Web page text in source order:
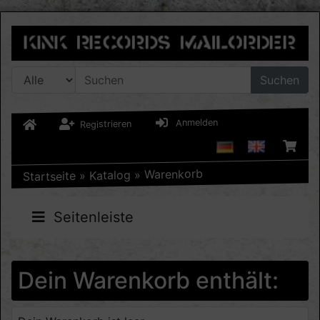
Suchen
Registrieren Anmelden
Startseite » Katalog » Warenkorb
Seitenleiste
Dein Warenkorb enthält: